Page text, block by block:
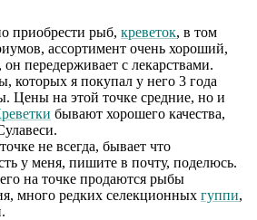
приобрести рыб, креветок, в том
ассортимент очень хороший,
передерживает с лекарствами.
которых я покупал у него 3 года
Цены на этой точке средние, но и
бывают хорошего качества,
не всегда, бывает что
у меня, пишите в почту, поделюсь.
на точке продаются рыбы
много редких селекционных гуппи,